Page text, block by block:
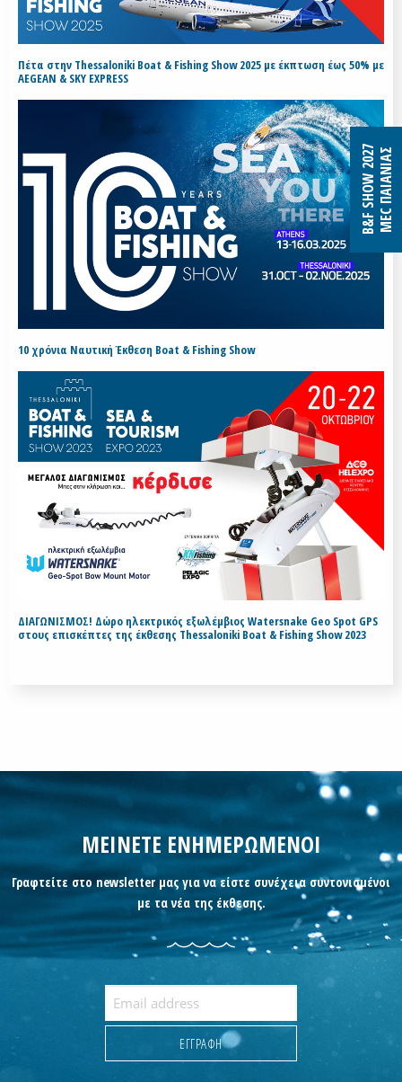
Πέτα στην Thessaloniki Boat & Fishing Show 2025 με έκπτωση έως 50% με
AEGEAN & SKY EXPRESS
10 χρόνια Ναυτική Έκθεση Boat & Fishing Show
ΔΙΑΓΩΝΙΣΜΟΣ! Δώρο ηλεκτρικός εξωλέμβιος Watersnake Geo Spot GPS
στους επισκέπτες της έκθεσης Thessaloniki Boat & Fishing Show 2023
B&F SHOW 2027MEC ΠΑΙΑΝΙΑΣ
ΜΕΙΝΕΤΕ ΕΝΗΜΕΡΩΜΕΝΟΙ
Γραφτείτε στο newsletter μας για να είστε συνέχεια συντονισμένοι
με τα νέα της έκθεσης.